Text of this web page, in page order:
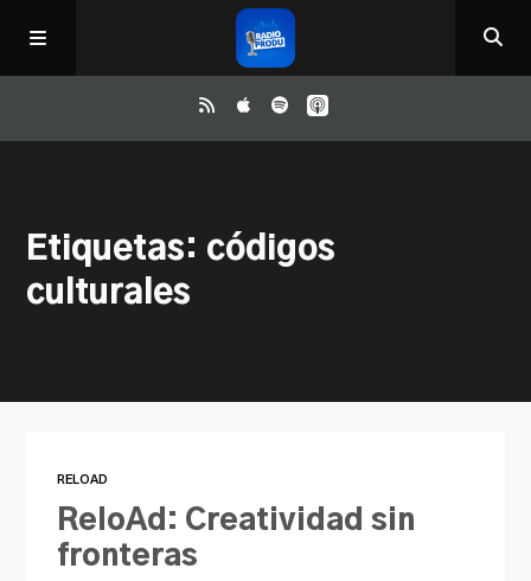
ReloAd
Irene y Ríchard
Contacto
PRODU.com
Etiquetas: códigos
culturales
RELOAD
ReloAd: Creatividad sin
fronteras